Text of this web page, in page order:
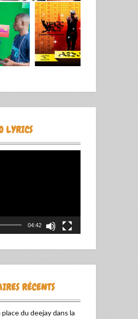
LYRICS
04:42
RÉCENTS
place du deejay dans la